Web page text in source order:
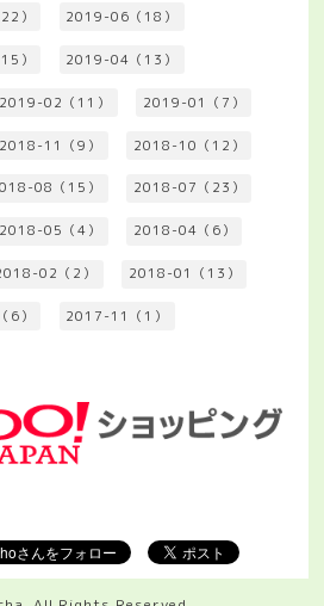
） 2019-06（18）
） 2019-04（13）
2019-02（11） 2019-01（7）
2018-11（9） 2018-10（12）
08（15） 2018-07（23）
2018-05（4） 2018-04（6）
02（2） 2018-01（13）
） 2017-11（1）